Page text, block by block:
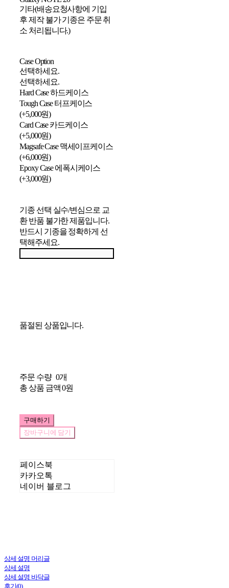
기타(배송요청사항에 기입
후 제작 불가 기종은 주문 취
소 처리됩니다.)
Case Option
선택하세요.
선택하세요.
Hard Case 하드케이스
Tough Case 터프케이스
(+5,000원)
Card Case 카드케이스
(+5,000원)
Magsafe Case 맥세이프케이스
(+6,000원)
Epoxy Case 에폭시케이스
(+3,000원)
기종 선택 실수/변심으로 교
환 반품 불가한 제품입니다.
반드시 기종을 정확하게 선
택해주세요.
품절된 상품입니다.
주문 수량 0개
총 상품 금액0원
구매하기
장바구니에 담기
페이스북
카카오톡
네이버 블로그
상세 설명 머리글
상세 설명
상세 설명 바닥글
후기(0)